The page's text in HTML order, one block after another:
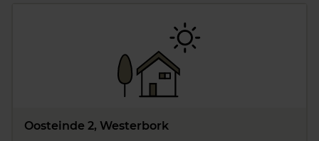
Oosteinde 2, Westerbork